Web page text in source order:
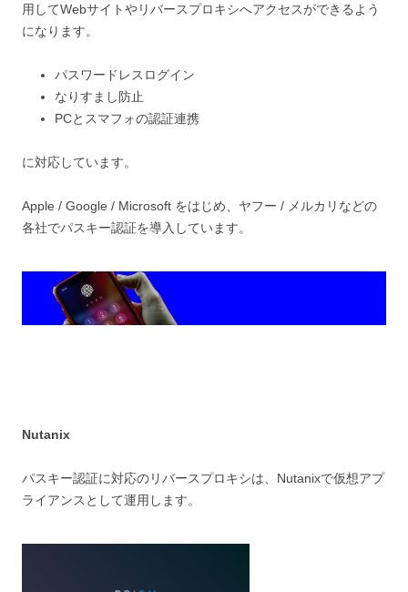
用してWebサイトやリバースプロキシへアクセスができるよう
になります。
パスワードレスログイン
なりすまし防止
PCとスマフォの認証連携
に対応しています。
Apple / Google / Microsoft をはじめ、ヤフー / メルカリなどの
各社でパスキー認証を導入しています。
Nutanix
パスキー認証に対応のリバースプロキシは、Nutanixで仮想アプ
ライアンスとして運用します。